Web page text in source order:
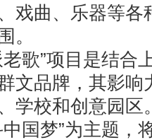
戏曲、乐器等
。
”项目是结合
文品牌，其影响
学校和创意园区
中国梦”为主题